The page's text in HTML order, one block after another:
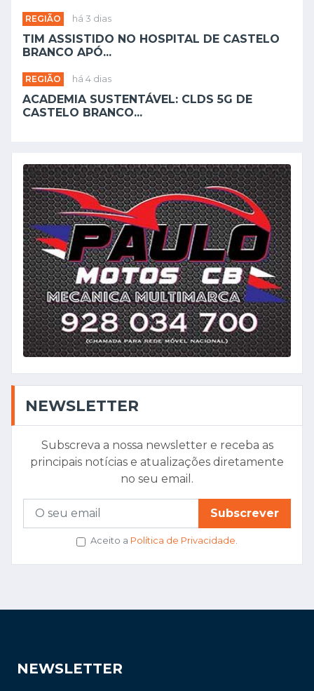
REGIÃO há 3 dias
TIM ASSISTIDO NO HOSPITAL DE CASTELO
BRANCO APÓ...
REGIÃO há 4 dias
ACADEMIA SUSTENTÁVEL: CLDS 5G DE
CASTELO BRANCO...
NEWSLETTER
Subscreva a nossa newsletter e receba as
principais notícias e atualizações diretamente
no seu email.
Subscrever
Aceito a Política de Privacidade
NEWSLETTER